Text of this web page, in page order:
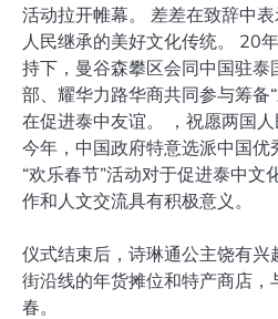
活动拉开帷幕。 差差在致辞中
人民继承的美好文化传统。 20
持下，曼谷森攀区会同中国驻
部、耀华力路华商共同参与筹备
在促进泰中友谊。 ，祝愿两国人
今年，中国政府特意选派中国优
“欢乐春节”活动对于促进泰中文
作和人文交流具有积极意义。
仪式结束后，诗琳通公主饶有兴
街沿线的年货摊位和特产商店，
春。